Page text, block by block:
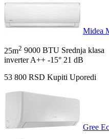
Midea
25m2 9000 BTU Srednja klasa
inverter A++ -15° 21 dB
53 800 RSD Kupiti Uporedi
Gree